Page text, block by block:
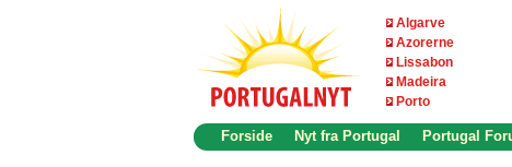
Algarve
Azorerne
Lissabon
Madeira
Porto
Forside Nyt fra Portugal Portugal